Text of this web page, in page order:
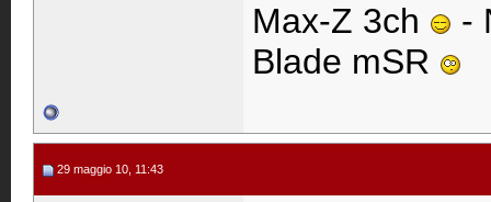
Max-Z 3ch
-
Blade mSR
29 maggio 10, 11:43